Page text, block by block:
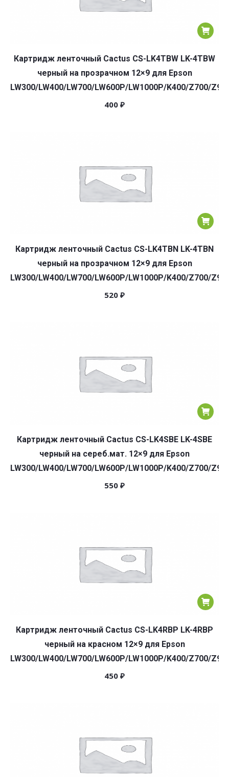
Картридж ленточный Cactus CS-LK4TBW LK-4TBW
черный на прозрачном 12×9 для Epson
LW300/LW400/LW700/LW600P/LW1000P/K400/Z700/
400 ₽
Картридж ленточный Cactus CS-LK4TBN LK-4TBN
черный на прозрачном 12×9 для Epson
LW300/LW400/LW700/LW600P/LW1000P/K400/Z700/
520 ₽
Картридж ленточный Cactus CS-LK4SBE LK-4SBE
черный на сереб.мат. 12×9 для Epson
LW300/LW400/LW700/LW600P/LW1000P/K400/Z700/
550 ₽
Картридж ленточный Cactus CS-LK4RBP LK-4RBP
черный на красном 12×9 для Epson
LW300/LW400/LW700/LW600P/LW1000P/K400/Z700/
450 ₽